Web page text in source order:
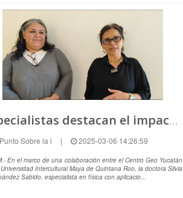
Especialistas destacan el impacto de la inteligencia artificial en la educación
Sobre la i | 2025-03-06 14:26:59
En el marco de una colaboración entre el Centro Geo Yucatán
Intercultural Maya de Quintana Roo, la doctora Silvia
Sabido, especialista en física con aplicacio...